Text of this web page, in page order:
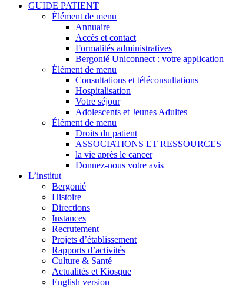
GUIDE PATIENT
Élément de menu
Annuaire
Accès et contact
Formalités administratives
Bergonié Uniconnect : votre application
Élément de menu
Consultations et téléconsultations
Hospitalisation
Votre séjour
Adolescents et Jeunes Adultes
Élément de menu
Droits du patient
ASSOCIATIONS ET RESSOURCES
la vie après le cancer
Donnez-nous votre avis
L’institut
Bergonié
Histoire
Directions
Instances
Recrutement
Projets d’établissement
Rapports d’activités
Culture & Santé
Actualités et Kiosque
English version